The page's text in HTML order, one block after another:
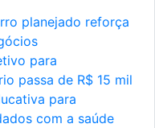
planejado reforça
para
passa de R$ 15 mil
para
com a saúde